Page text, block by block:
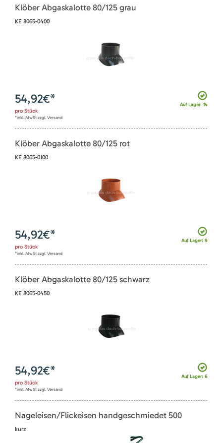
Klöber Abgaskalotte 80/125 grau
KE 8065-0400
Auf Lager: 14
54,92€*
pro Stück
*inkl. MwSt zzgl. Versand
Klöber Abgaskalotte 80/125 rot
KE 8065-0100
Auf Lager: 9
54,92€*
pro Stück
*inkl. MwSt zzgl. Versand
Klöber Abgaskalotte 80/125 schwarz
KE 8065-0450
Auf Lager: 6
54,92€*
pro Stück
*inkl. MwSt zzgl. Versand
Nageleisen/Flickeisen handgeschmiedet 500
kurz